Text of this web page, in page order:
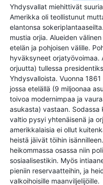
Yhdysvallat miehittivät
Amerikka oli teollistunut
elantonsa
mustia orjia. Alueiden
etelän ja pohjoisen välille.
hyväksyneet orjatyövoimaa.
orjuutta) tullessa
Yhdysvalloista. Vuonna
jossa etelällä (9 miljoonaa
toivoa modernimpaa ja
asukasta) vastaan. Sodassa
valtio pysyi yhtenäisenä ja
amerikkalaisia ei ollut
heistä jäivät töihin
heikommassa osassa niin
sosiaalisestikin. Myös
pieniin reservaatteihin, ja
valkoihoisille maanviljelijöille.